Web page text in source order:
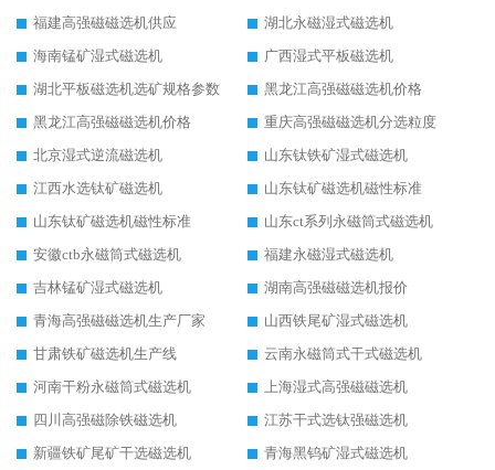
福建高强磁磁选机供应
湖北永磁湿式磁选机
海南锰矿湿式磁选机
广西湿式平板磁选机
湖北平板磁选机选矿规格参数
黑龙江高强磁磁选机价格
黑龙江高强磁磁选机价格
重庆高强磁磁选机分选粒度
北京湿式逆流磁选机
山东钛铁矿湿式磁选机
江西水选钛矿磁选机
山东钛矿磁选机磁性标准
山东钛矿磁选机磁性标准
山东ct系列永磁筒式磁选机
安徽ctb永磁筒式磁选机
福建永磁湿式磁选机
吉林锰矿湿式磁选机
湖南高强磁磁选机报价
青海高强磁磁选机生产厂家
山西铁尾矿湿式磁选机
甘肃铁矿磁选机生产线
云南永磁筒式干式磁选机
河南干粉永磁筒式磁选机
上海湿式高强磁磁选机
四川高强磁除铁磁选机
江苏干式选钛强磁选机
新疆铁矿尾矿干选磁选机
青海黑钨矿湿式磁选机